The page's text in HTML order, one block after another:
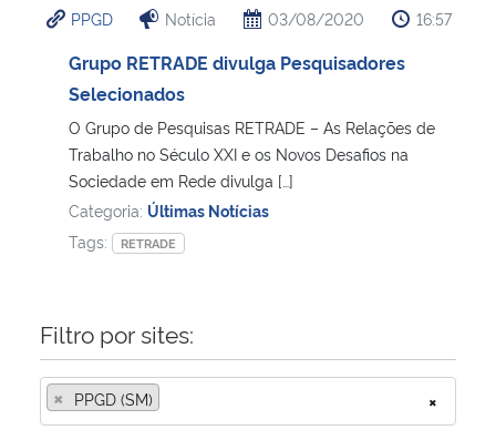
Ministério da Cidadania
Ministério da Saúde
Ministério de Minas e Energia
Ministério da Ciência, Tecnologia, Inovações e Comunicações
Ministério do Meio Ambiente
Controladoria-Geral da União
PPGD Notícia 03/08/2020 16:57
Grupo RETRADE divulga Pesquisadores
Selecionados
O Grupo de Pesquisas RETRADE – As Relações de
Trabalho no Século XXI e os Novos Desafios na
Sociedade em Rede divulga […]
Categoria: Últimas Notícias
Tags:
RETRADE
Filtro por sites:
×
× PPGD (SM)